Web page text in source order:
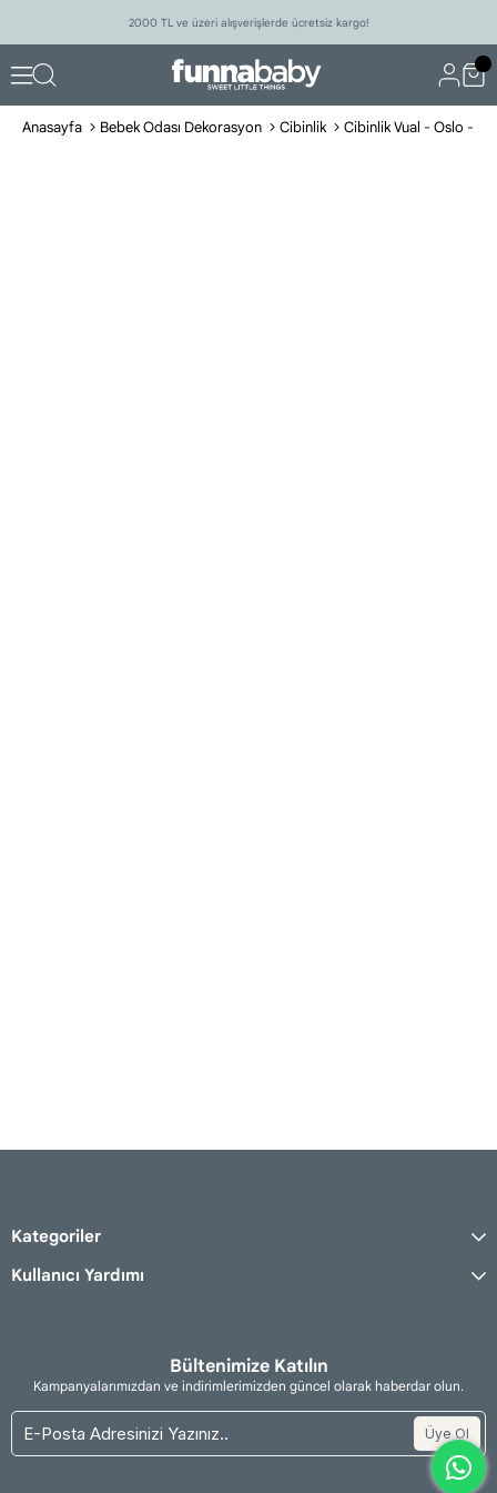
2000 TL ve üzeri alışverişlerde ücretsiz kargo!
Anasayfa Bebek Odası Dekorasyon Cibinlik Cibinlik Vual - Oslo - Bej
Kategoriler
Kullanıcı Yardımı
Bültenimize Katılın
Kampanyalarımızdan ve indirimlerimizden güncel olarak haberdar olun.
Üye Ol